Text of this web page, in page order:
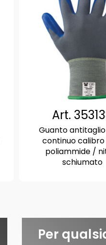
Art.
Guanto
continuo calibro
poliammide /
schiumato
Per